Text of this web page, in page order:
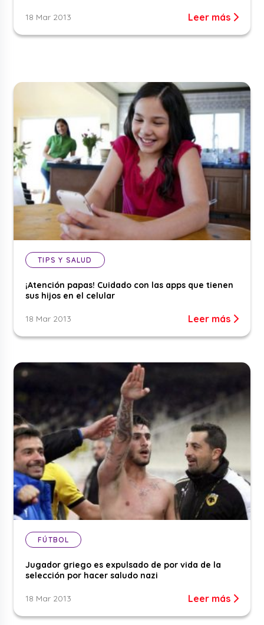
18 Mar 2013 Leer más
TIPS Y SALUD
¡Atención papas! Cuidado con las apps que tienen
sus hijos en el celular
18 Mar 2013 Leer más
FÚTBOL
Jugador griego es expulsado de por vida de la
selección por hacer saludo nazi
18 Mar 2013 Leer más